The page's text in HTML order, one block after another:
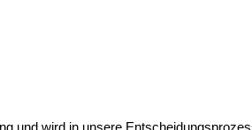
und wird in unsere